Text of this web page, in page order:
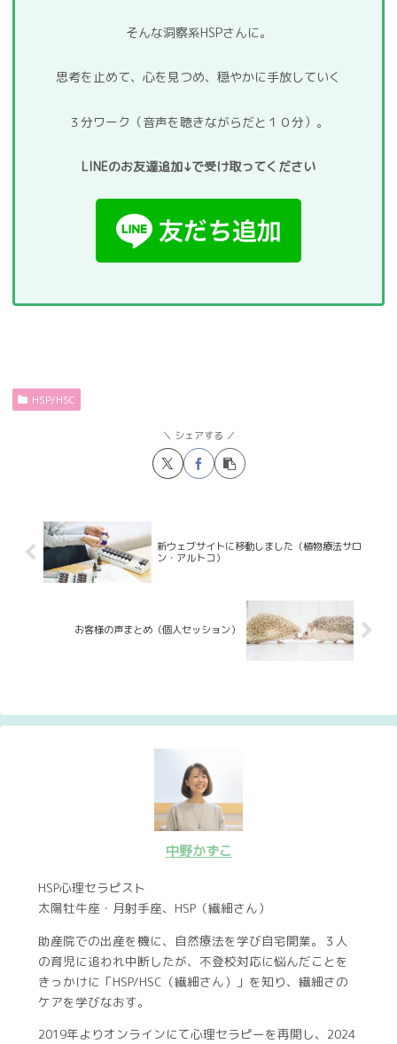
そんな洞察系HSPさんに。
思考を止めて、心を見つめ、穏やかに手放していく
３分ワーク（音声を聴きながらだと１０分）。
LINEのお友達追加↓で受け取ってください
HSP/HSC
シェアする
新ウェブサイトに移動しました（植物療法サロ
ン・アルトコ）
お客様の声まとめ（個人セッション）
中野かずこ
HSP心理セラピスト
太陽牡牛座・月射手座、HSP（繊細さん）
助産院での出産を機に、自然療法を学び自宅開業。３人
の育児に追われ中断したが、不登校対応に悩んだことを
きっかけに「HSP/HSC（繊細さん）」を知り、繊細さの
ケアを学びなおす。
2019年よりオンラインにて心理セラピーを再開し、2024